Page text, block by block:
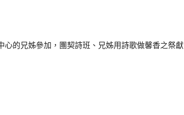
的兄姊參加，團契詩班、兄姊用詩歌做馨香之祭獻